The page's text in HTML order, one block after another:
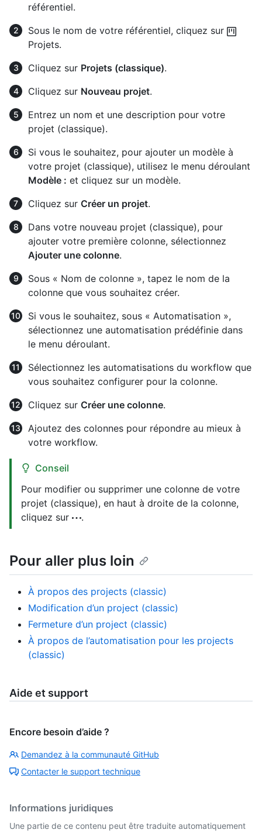
référentiel.
Sous le nom de votre référentiel, cliquez sur
Projets.
Cliquez sur Projets (classique).
Cliquez sur Nouveau projet.
Entrez un nom et une description pour votre
projet (classique).
Si vous le souhaitez, pour ajouter un modèle à
votre projet (classique), utilisez le menu déroulant
Modèle : et cliquez sur un modèle.
Cliquez sur Créer un projet.
Dans votre nouveau projet (classique), pour
ajouter votre première colonne, sélectionnez
Ajouter une colonne.
Sous « Nom de colonne », tapez le nom de la
colonne que vous souhaitez créer.
Si vous le souhaitez, sous « Automatisation »,
sélectionnez une automatisation prédéfinie dans
le menu déroulant.
Sélectionnez les automatisations du workflow que
vous souhaitez configurer pour la colonne.
Cliquez sur Créer une colonne.
Ajoutez des colonnes pour répondre au mieux à
votre workflow.
Conseil
Pour modifier ou supprimer une colonne de votre
projet (classique), en haut à droite de la colonne,
cliquez sur
.
Pour aller plus loin
À propos des projects (classic)
Modification d’un project (classic)
Fermeture d’un project (classic)
À propos de l’automatisation pour les projects
(classic)
Aide et support
Encore besoin d’aide ?
Demandez à la communauté GitHub
Contacter le support technique
Informations juridiques
Une partie de ce contenu peut être traduite automatiquement